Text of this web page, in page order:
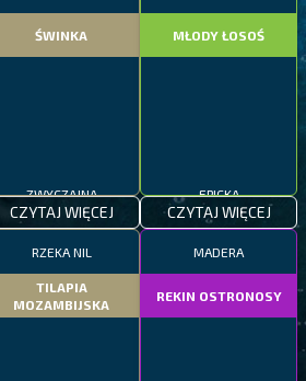
ŚWINKA
ZWYCZAJNA
CZYTAJ WIĘCEJ
MŁODY ŁOSOŚ
EPICKA
CZYTAJ WIĘCEJ
RZEKA NIL
TILAPIA
MOZAMBIJSKA
MADERA
REKIN OSTRONOSY